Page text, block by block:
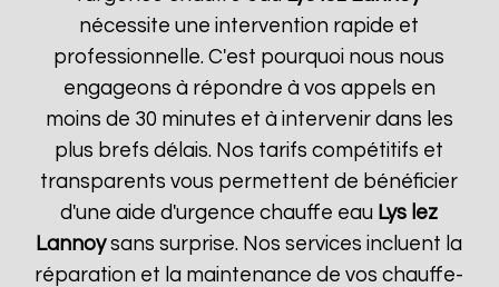
nécessite une intervention rapide et
professionnelle. C'est pourquoi nous nous
engageons à répondre à vos appels en
moins de 30 minutes et à intervenir dans les
plus brefs délais. Nos tarifs compétitifs et
transparents vous permettent de bénéficier
d'une aide d'urgence chauffe eau Lys lez
Lannoysans surprise. Nos services incluent la
réparation et la maintenance de vos chauffe-